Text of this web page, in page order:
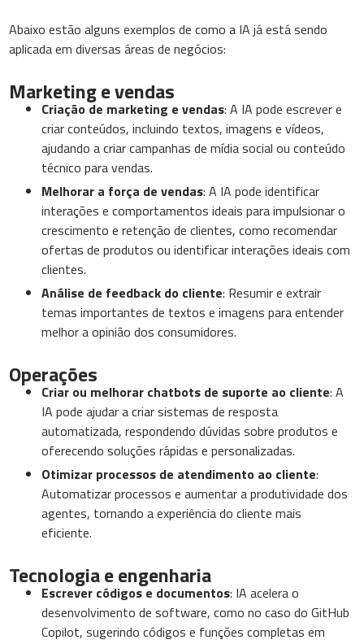
Abaixo estão alguns exemplos de como a IA já está sendo
aplicada em diversas áreas de negócios:
Marketing e vendas
Criação de marketing e vendas: A IA pode escrever e
criar conteúdos, incluindo textos, imagens e vídeos,
ajudando a criar campanhas de mídia social ou conteúdo
técnico para vendas.
Melhorar a força de vendas: A IA pode identificar
interações e comportamentos ideais para impulsionar o
crescimento e retenção de clientes, como recomendar
ofertas de produtos ou identificar interações ideais com
clientes.
Análise de feedback do cliente: Resumir e extrair
temas importantes de textos e imagens para entender
melhor a opinião dos consumidores.
Operações
Criar ou melhorar chatbots de suporte ao cliente: A
IA pode ajudar a criar sistemas de resposta
automatizada, respondendo dúvidas sobre produtos e
oferecendo soluções rápidas e personalizadas.
Otimizar processos de atendimento ao cliente:
Automatizar processos e aumentar a produtividade dos
agentes, tornando a experiência do cliente mais
eficiente.
Tecnologia e engenharia
Escrever códigos e documentos: IA acelera o
desenvolvimento de software, como no caso do GitHub
Copilot, sugerindo códigos e funções completas em